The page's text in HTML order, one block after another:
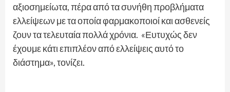
αξιοσημείωτα, πέρα από τα συνήθη προβλήματα
ελλείψεων με τα οποία φαρμακοποιοί και ασθενείς
ζουν τα τελευταία πολλά χρόνια. «Ευτυχώς δεν
έχουμε κάτι επιπλέον από ελλείψεις αυτό το
διάστημα», τονίζει.